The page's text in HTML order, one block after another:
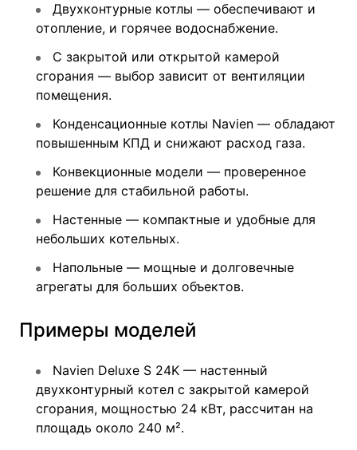
Двухконтурные котлы — обеспечивают и
отопление, и горячее водоснабжение.
С закрытой или открытой камерой
сгорания — выбор зависит от вентиляции
помещения.
Конденсационные котлы Navien — обладают
повышенным КПД и снижают расход газа.
Конвекционные модели — проверенное
решение для стабильной работы.
Настенные — компактные и удобные для
небольших котельных.
Напольные — мощные и долговечные
агрегаты для больших объектов.
Примеры моделей
Navien Deluxe S 24K — настенный
двухконтурный котел с закрытой камерой
сгорания, мощностью 24 кВт, рассчитан на
площадь около 240 м².